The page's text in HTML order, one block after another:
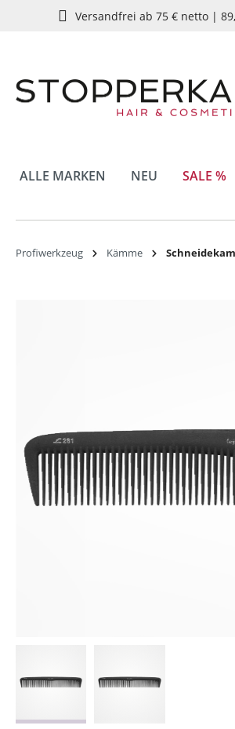
Zur Hauptnavigation springen
Versandfrei ab 75 € netto |
ALLE MARKEN NEU SALE %
Profiwerkzeug Kämme